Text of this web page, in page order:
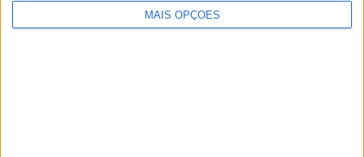
MAIS OPÇÕES